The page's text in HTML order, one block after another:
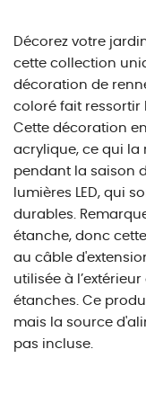
Décorez votre
cette collection
décoration de
coloré fait ressortir
Cette décoration
acrylique, ce qui la
pendant la saison
lumières LED, qui
durables.
étanche, donc
au câble
utilisée à
étanches. Ce
mais la source
pas incluse.